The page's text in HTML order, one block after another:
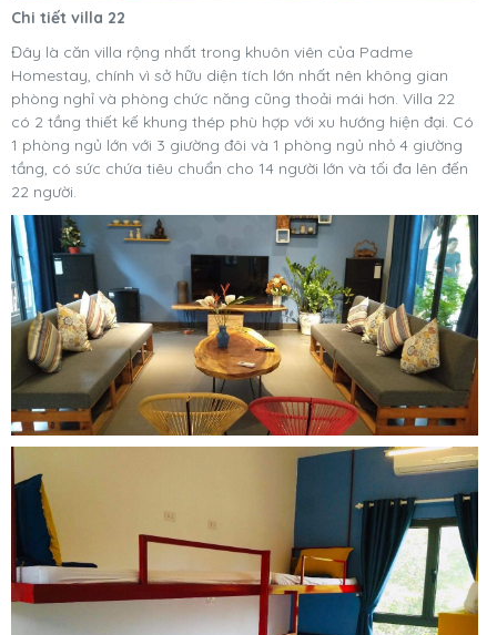
Chi tiết villa 22
Đây là căn villa rộng nhất trong khuôn viên của Padme
Homestay, chính vì sở hữu diện tích lớn nhất nên không gian
phòng nghỉ và phòng chức năng cũng thoải mái hơn. Villa 22
có 2 tầng thiết kế khung thép phù hợp với xu hướng hiện đại. Có
1 phòng ngủ lớn với 3 giường đôi và 1 phòng ngủ nhỏ 4 giường
tầng, có sức chứa tiêu chuẩn cho 14 người lớn và tối đa lên đến
22 người.